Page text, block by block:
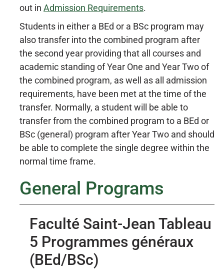
out in Admission Requirements.
Students in either a BEd or a BSc program may
also transfer into the combined program after
the second year providing that all courses and
academic standing of Year One and Year Two of
the combined program, as well as all admission
requirements, have been met at the time of the
transfer. Normally, a student will be able to
transfer from the combined program to a BEd or
BSc (general) program after Year Two and should
be able to complete the single degree within the
normal time frame.
General Programs
Faculté Saint-Jean Tableau
5 Programmes généraux
(BEd/BSc)